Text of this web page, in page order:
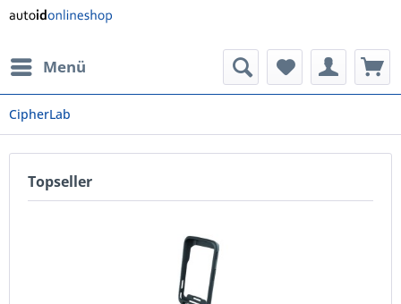
Menü
CipherLab
Topseller